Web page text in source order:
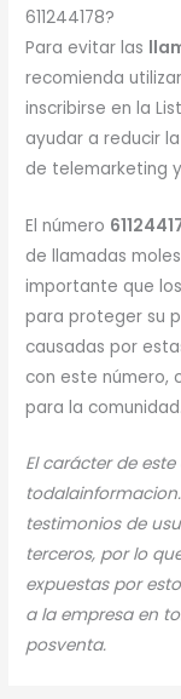
611244178?
Para evitar las
recomienda
inscribirse en la
ayudar a reducir
de telemarketing
El número
de llamadas
importante que
para proteger su
causadas por
con este número,
para la comunidad.
El carácter de
testimonios de
terceros, por lo
expuestas por
a la empresa en
posventa.